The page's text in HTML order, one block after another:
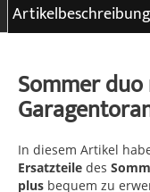
Artikelbeschreibung
Sommer
In diesem Artikel
Ersatzteile des
plus bequem zu